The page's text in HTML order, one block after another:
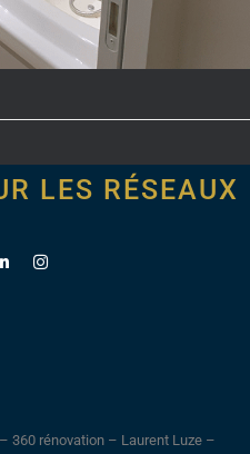
LES RÉSEAUX
360 rénovation – Laurent Luze –